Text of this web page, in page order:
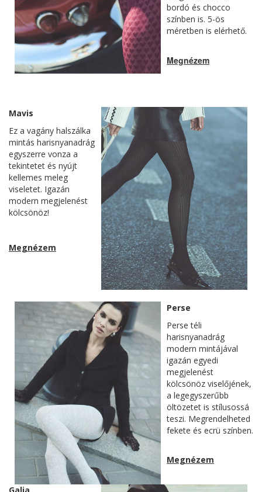
bordó és chocco
színben is. 5-ös
méretben is elérhető.
Megnézem
Mavis
Ez a vagány halszálka
mintás harisnyanadrág
egyszerre vonza a
tekintetet és nyújt
kellemes meleg
viseletet. Igazán
modern megjelenést
kölcsönöz!
Megnézem
Perse
Perse téli
harisnyanadrág
modern mintájával
igazán egyedi
megjelenést
kölcsönöz viselőjének,
a legegyszerűbb
öltözetet is stílusossá
teszi. Megrendelheted
fekete és ecrü színben.
Megnézem
Galia